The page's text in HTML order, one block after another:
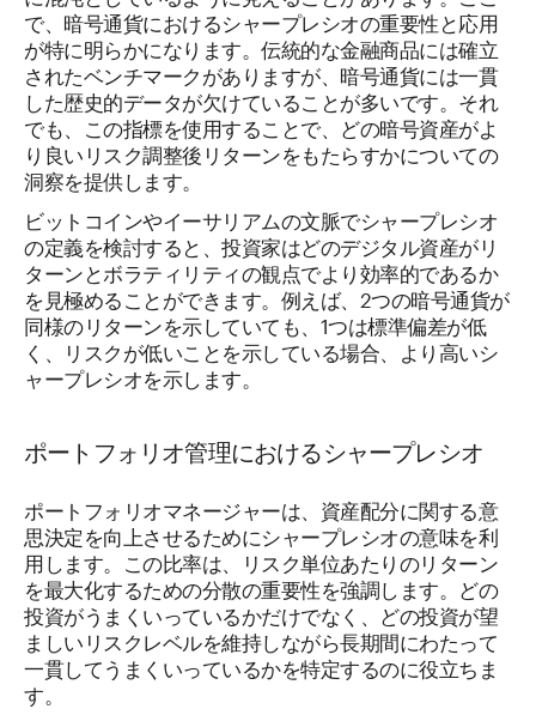
で、暗号通貨におけるシャープレシオの重要性と応用
が特に明らかになります。伝統的な金融商品には確立
されたベンチマークがありますが、暗号通貨には一貫
した歴史的データが欠けていることが多いです。それ
でも、この指標を使用することで、どの暗号資産がよ
り良いリスク調整後リターンをもたらすかについての
洞察を提供します。
ビットコインやイーサリアムの文脈でシャープレシオ
の定義を検討すると、投資家はどのデジタル資産がリ
ターンとボラティリティの観点でより効率的であるか
を見極めることができます。例えば、2つの暗号通貨が
同様のリターンを示していても、1つは標準偏差が低
く、リスクが低いことを示している場合、より高いシ
ャープレシオを示します。
ポートフォリオ管理におけるシャープレシオ
ポートフォリオマネージャーは、資産配分に関する意
思決定を向上させるためにシャープレシオの意味を利
用します。この比率は、リスク単位あたりのリターン
を最大化するための分散の重要性を強調します。どの
投資がうまくいっているかだけでなく、どの投資が望
ましいリスクレベルを維持しながら長期間にわたって
一貫してうまくいっているかを特定するのに役立ちま
す。